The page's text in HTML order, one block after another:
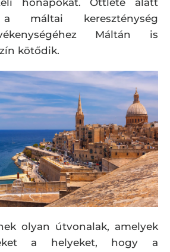
a máltai kereszténység
Máltán is
kötődik.
olyan útvonalak, amelyek
a helyeket, hogy a